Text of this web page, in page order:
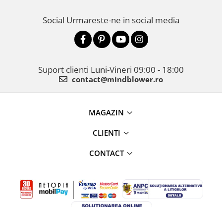
Social Urmareste-ne in social media
Suport clienti Luni-Vineri 09:00 - 18:00
contact@mindblower.ro
MAGAZIN
CLIENTI
CONTACT